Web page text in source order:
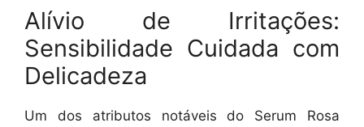
Alívio de Irritações:
Sensibilidade Cuidada com
Delicadeza
Um dos atributos notáveis do Serum Rosa